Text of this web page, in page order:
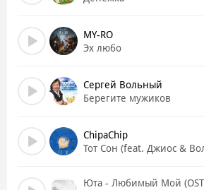
MY-RO
Эх любо
Сергей Вольный
Берегите мужиков
ChipaChip
Тот Сон (feat. Джиос &
Юта - Любимый Мой